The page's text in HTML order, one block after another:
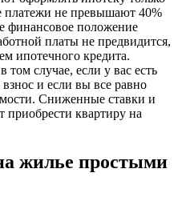
платежи не превышают 40%
финансовое положение
платы не предвидится,
ипотечного кредита.
случае, если у вас есть
и если вы все равно
Сниженные ставки и
приобрести квартиру на
жилье простыми